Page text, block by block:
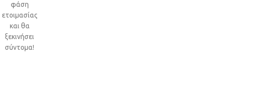
φάση
ετοιμασίας
και θα
ξεκινήσει
σύντομα!